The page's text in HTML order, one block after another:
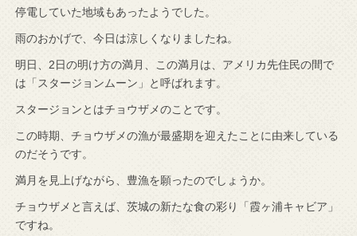
停電していた地域もあったようでした。
雨のおかげで、今日は涼しくなりましたね。
明日、2日の明け方の満月、この満月は、アメリカ先住民の間で
は「スタージョンムーン」と呼ばれます。
スタージョンとはチョウザメのことです。
この時期、チョウザメの漁が最盛期を迎えたことに由来している
のだそうです。
満月を見上げながら、豊漁を願ったのでしょうか。
チョウザメと言えば、茨城の新たな食の彩り「霞ヶ浦キャビア」
ですね。